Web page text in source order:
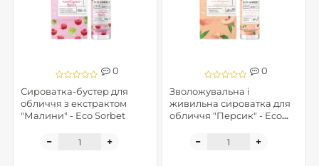
0
Сироватка-бустер для
обличчя з екстрактом
"Малини" - Eco Sorbet
0
Зволожувальна і
живильна сироватка для
обличчя "Персик" - Eco